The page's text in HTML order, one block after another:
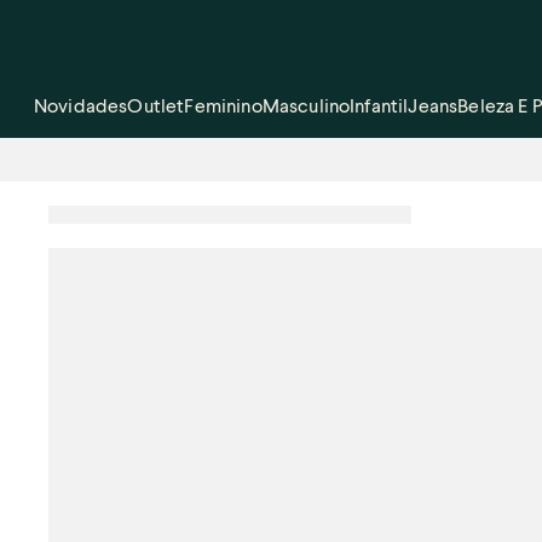
NovidadesOutletFemininoMasculinoInfantilJeansBeleza E